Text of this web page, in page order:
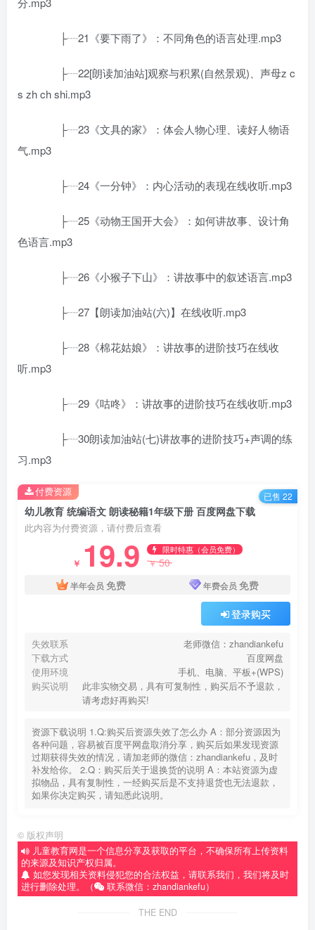
├┈21《要下雨了》：不同角色的语言处理.mp3
├┈22[朗读加油站]观察与积累(自然景观)、声母z c
s zh ch shi.mp3
├┈23《文具的家》：体会人物心理、读好人物语
气.mp3
├┈24《一分钟》：内心活动的表现在线收听.mp3
├┈25《动物王国开大会》：如何讲故事、设计角
色语言.mp3
├┈26《小猴子下山》：讲故事中的叙述语言.mp3
├┈27【朗读加油站(六)】在线收听.mp3
├┈28《棉花姑娘》：讲故事的进阶技巧在线收
听.mp3
├┈29《咕咚》：讲故事的进阶技巧在线收听.mp3
├┈30朗读加油站(七)讲故事的进阶技巧+声调的练
习.mp3
幼儿教育 统编语文 朗读秘籍1年级下册 百度网盘下载
此内容为付费资源，请付费后查看
￥ 19.9 限时特惠（会员免费）
￥50
半年会员 免费 年费会员 免费
登录购买
失效联系
老师微信：zhandiankefu
下载方式
百度网盘
使用环境
手机、电脑、平板+(WPS)
购买说明
此非实物交易，具有可复制性，购买后不予退款，
请考虑好再购买!
资源下载说明 1.Q:购买后资源失效了怎么办 A：部分资源因为
各种问题，容易被百度平网盘取消分享，购买后如果发现资源
过期获得失效的情况，请加老师的微信：zhandiankefu，及时
补发给你。 2.Q：购买后关于退换货的说明 A：本站资源为虚
拟物品，具有复制性，一经购买后是不支持退货也无法退款，
如果你决定购买，请知悉此说明。
付费资源 已售 22
© 版权声明
儿童教育网是一个信息分享及获取的平台，不确保所有上传资料
的来源及知识产权归属。
如您发现相关资料侵犯您的合法权益，请联系我们，我们将及时
进行删除处理。（
联系微信：zhandiankefu）
THE END